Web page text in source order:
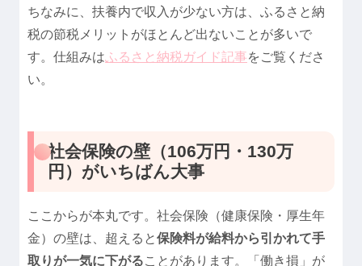
ちなみに、扶養内で収入が少ない方は、ふるさと納
税の節税メリットがほとんど出ないことが多いで
す。仕組みはふるさと納税ガイド記事をご覧くださ
い。
社会保険の壁（106万円・130万
円）がいちばん大事
ここからが本丸です。社会保険（健康保険・厚生年
金）の壁は、超えると保険料が給料から引かれて手
取りが一気に下がることがあります。「働き損」が